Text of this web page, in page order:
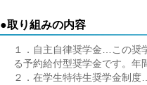
●取り組みの内容
１．自主自律奨学金…この奨
る予約給付型奨学金です。年
２．在学生特待生奨学金制